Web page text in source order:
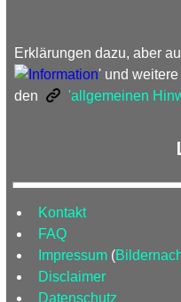
Erklärungen dazu, aber
' und
den
'allgemeinen
Kontakt
FAQ
Impressum (
Disclaimer
Datenschutz